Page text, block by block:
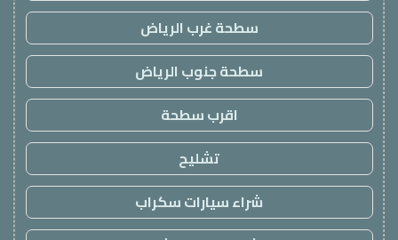
سطحة غرب الرياض
سطحة جنوب الرياض
اقرب سطحة
تشليح
شراء سيارات سكراب